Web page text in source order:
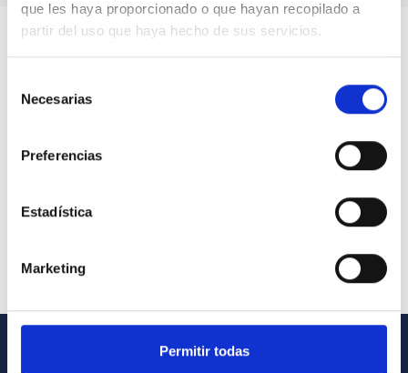
que les haya proporcionado o que hayan recopilado a
partir del uso que haya hecho de sus servicios.
Necesarias
Preferencias
Estadística
Marketing
Permitir todas